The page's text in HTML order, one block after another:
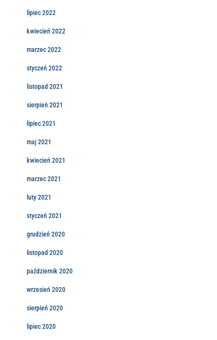
lipiec 2022
kwiecień 2022
marzec 2022
styczeń 2022
listopad 2021
sierpień 2021
lipiec 2021
maj 2021
kwiecień 2021
marzec 2021
luty 2021
styczeń 2021
grudzień 2020
listopad 2020
październik 2020
wrzesień 2020
sierpień 2020
lipiec 2020